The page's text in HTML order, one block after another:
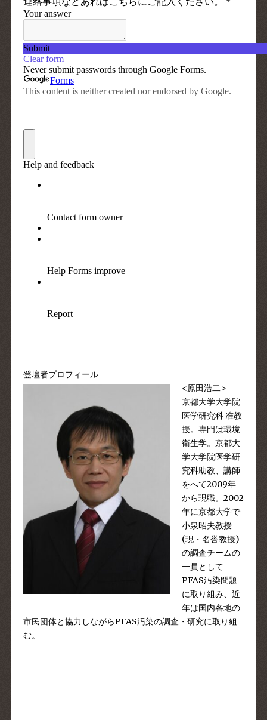
登壇者プロフィール
<原田浩二>
京都大学大学院
医学研究科 准教
授。専門は環境
衛生学。京都大
学大学院医学研
究科助教、講師
をへて2009年
から現職。2002
年に京都大学で
小泉昭夫教授
(現・名誉教授)
の調査チームの
一員として
PFAS汚染問題
に取り組み、近
年は国内各地の
市民団体と協力しながらPFAS汚染の調査・研究に取り組
む。